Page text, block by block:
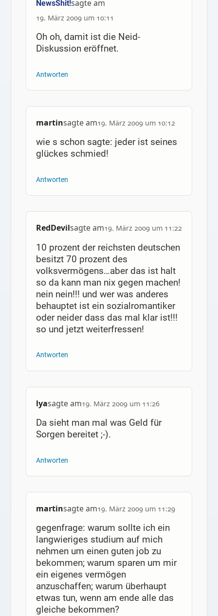
NewsShit!sagte am
19. März 2009 um 10:11
Oh oh, damit ist die Neid-
Diskussion eröffnet.
Antworten
martinsagte am19. März 2009 um 10:12
wie s schon sagte: jeder ist seines
glückes schmied!
Antworten
RedDevilsagte am19. März 2009 um 11:22
10 prozent der reichsten deutschen
besitzt 70 prozent des
volksvermögens…aber das ist halt
so da kann man nix gegen machen!
nein nein!!! und wer was anderes
behauptet ist ein sozialromantiker
oder neider dass das mal klar ist!!!
so und jetzt weiterfressen!
Antworten
lyasagte am19. März 2009 um 11:26
Da sieht man mal was Geld für
Sorgen bereitet ;-).
Antworten
martinsagte am19. März 2009 um 11:29
gegenfrage: warum sollte ich ein
langwieriges studium auf mich
nehmen um einen guten job zu
bekommen; warum sparen um mir
ein eigenes vermögen
anzuschaffen; warum überhaupt
etwas tun, wenn am ende alle das
gleiche bekommen?